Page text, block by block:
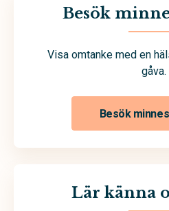
Besök
Visa omtanke med en
gåva.
Besök
Lär känna